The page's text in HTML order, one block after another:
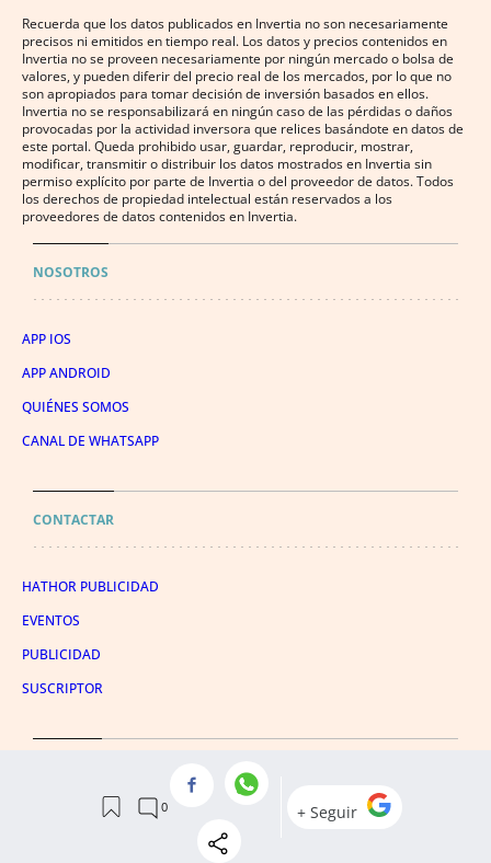
Recuerda que los datos publicados en Invertia no son necesariamente
precisos ni emitidos en tiempo real. Los datos y precios contenidos en
Invertia no se proveen necesariamente por ningún mercado o bolsa de
valores, y pueden diferir del precio real de los mercados, por lo que no
son apropiados para tomar decisión de inversión basados en ellos.
Invertia no se responsabilizará en ningún caso de las pérdidas o daños
provocadas por la actividad inversora que relices basándote en datos de
este portal. Queda prohibido usar, guardar, reproducir, mostrar,
modificar, transmitir o distribuir los datos mostrados en Invertia sin
permiso explícito por parte de Invertia o del proveedor de datos. Todos
los derechos de propiedad intelectual están reservados a los
proveedores de datos contenidos en Invertia.
NOSOTROS
APP IOS
APP ANDROID
QUIÉNES SOMOS
CANAL DE WHATSAPP
CONTACTAR
HATHOR PUBLICIDAD
EVENTOS
PUBLICIDAD
SUSCRIPTOR